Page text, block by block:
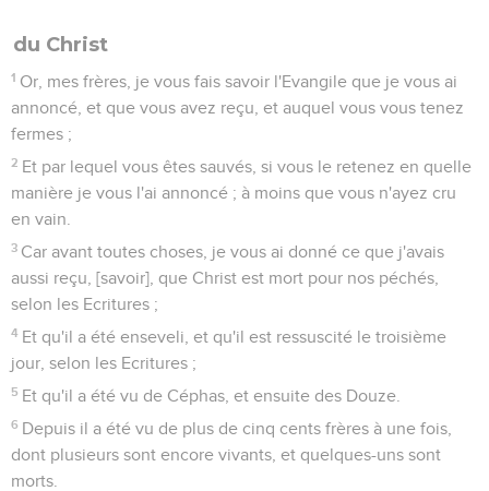
du Christ
1 Or, mes frères, je vous fais savoir l'Evangile que je vous ai
annoncé, et que vous avez reçu, et auquel vous vous tenez
fermes ;
2 Et par lequel vous êtes sauvés, si vous le retenez en quelle
manière je vous l'ai annoncé ; à moins que vous n'ayez cru
en vain.
3 Car avant toutes choses, je vous ai donné ce que j'avais
aussi reçu, [savoir], que Christ est mort pour nos péchés,
selon les Ecritures ;
4 Et qu'il a été enseveli, et qu'il est ressuscité le troisième
jour, selon les Ecritures ;
5 Et qu'il a été vu de Céphas, et ensuite des Douze.
6 Depuis il a été vu de plus de cinq cents frères à une fois,
dont plusieurs sont encore vivants, et quelques-uns sont
morts.